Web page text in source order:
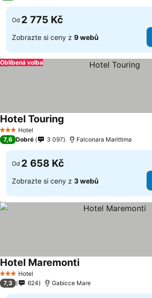
Od 2 775 Kč
Zobrazte si ceny z 9 webů
Oblíbená volba
3 Počet hvězdiček
Hotel
Hotel Touring
7,6 Dobré 3 097 Falconara Marittima
Od 2 658 Kč
Zobrazte si ceny z 3 webů
3 Počet hvězdiček
Hotel
Hotel Maremonti
7,3 624 Gabicce Mare